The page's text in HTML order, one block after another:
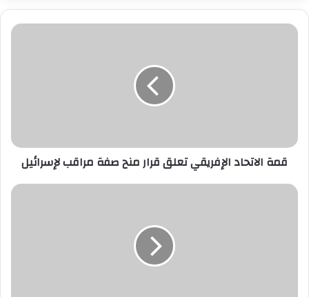
قمة
لإسرائيل
قمة الاتحاد الإفريقي تعلق قرار منح صفة مراقب لإسرائيل
مركز